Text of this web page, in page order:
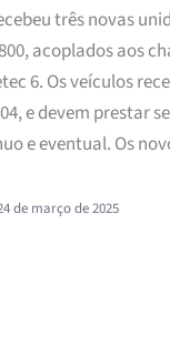
três novas
acoplados aos
6. Os veículos
e devem prestar
e eventual. Os
de março de 2025